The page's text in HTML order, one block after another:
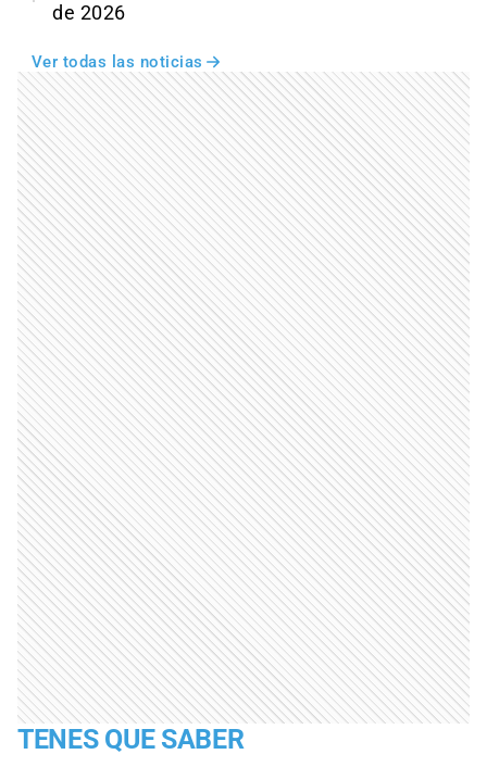
de 2026
Ver todas las noticias
TENES QUE SABER